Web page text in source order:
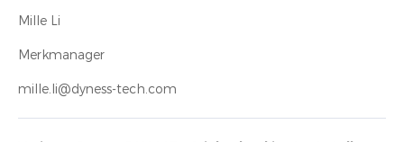
Mille Li
Merkmanager
mille.li@dyness-tech.com